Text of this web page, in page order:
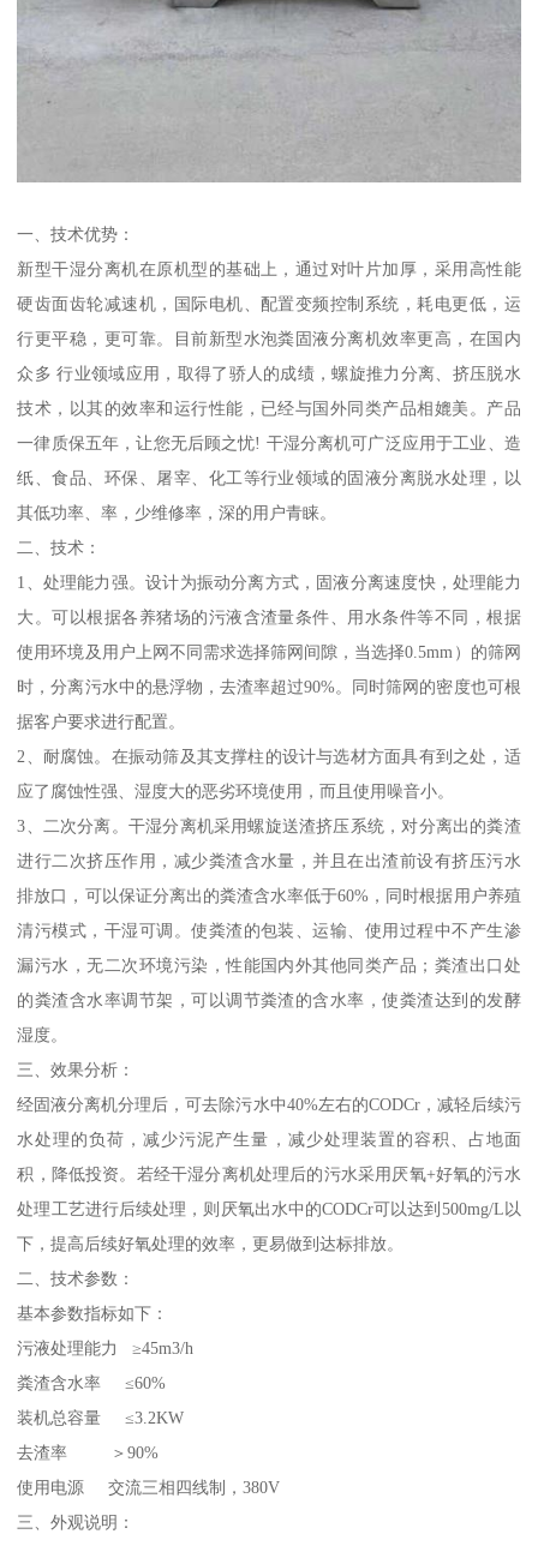
一、技术优势：
新型干湿分离机在原机型的基础上，通过对叶片加厚，采用高性能
硬齿面齿轮减速机，国际电机、配置变频控制系统，耗电更低，运
行更平稳，更可靠。目前新型水泡粪固液分离机效率更高，在国内
众多 行业领域应用，取得了骄人的成绩，螺旋推力分离、挤压脱水
技术，以其的效率和运行性能，已经与国外同类产品相媲美。产品
一律质保五年，让您无后顾之忧! 干湿分离机可广泛应用于工业、造
纸、食品、环保、屠宰、化工等行业领域的固液分离脱水处理，以
其低功率、率，少维修率，深的用户青睐。
二、技术：
1、处理能力强。设计为振动分离方式，固液分离速度快，处理能力
大。可以根据各养猪场的污液含渣量条件、用水条件等不同，根据
使用环境及用户上网不同需求选择筛网间隙，当选择0.5mm）的筛网
时，分离污水中的悬浮物，去渣率超过90%。同时筛网的密度也可根
据客户要求进行配置。
2、耐腐蚀。在振动筛及其支撑柱的设计与选材方面具有到之处，适
应了腐蚀性强、湿度大的恶劣环境使用，而且使用噪音小。
3、二次分离。干湿分离机采用螺旋送渣挤压系统，对分离出的粪渣
进行二次挤压作用，减少粪渣含水量，并且在出渣前设有挤压污水
排放口，可以保证分离出的粪渣含水率低于60%，同时根据用户养殖
清污模式，干湿可调。使粪渣的包装、运输、使用过程中不产生渗
漏污水，无二次环境污染，性能国内外其他同类产品；粪渣出口处
的粪渣含水率调节架，可以调节粪渣的含水率，使粪渣达到的发酵
湿度。
三、效果分析：
经固液分离机分理后，可去除污水中40%左右的CODCr，减轻后续污
水处理的负荷，减少污泥产生量，减少处理装置的容积、占地面
积，降低投资。若经干湿分离机处理后的污水采用厌氧+好氧的污水
处理工艺进行后续处理，则厌氧出水中的CODCr可以达到500mg/L以
下，提高后续好氧处理的效率，更易做到达标排放。
二、技术参数：
基本参数指标如下：
污液处理能力 ≥45m3/h
粪渣含水率 ≤60%
装机总容量 ≤3.2KW
去渣率 ＞90%
使用电源 交流三相四线制，380V
三、外观说明：